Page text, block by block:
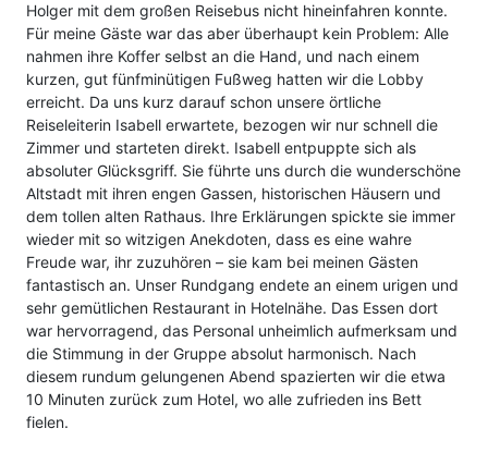
Holger mit dem großen Reisebus nicht hineinfahren konnte.
Für meine Gäste war das aber überhaupt kein Problem: Alle
nahmen ihre Koffer selbst an die Hand, und nach einem
kurzen, gut fünfminütigen Fußweg hatten wir die Lobby
erreicht. Da uns kurz darauf schon unsere örtliche
Reiseleiterin Isabell erwartete, bezogen wir nur schnell die
Zimmer und starteten direkt. Isabell entpuppte sich als
absoluter Glücksgriff. Sie führte uns durch die wunderschöne
Altstadt mit ihren engen Gassen, historischen Häusern und
dem tollen alten Rathaus. Ihre Erklärungen spickte sie immer
wieder mit so witzigen Anekdoten, dass es eine wahre
Freude war, ihr zuzuhören – sie kam bei meinen Gästen
fantastisch an. Unser Rundgang endete an einem urigen und
sehr gemütlichen Restaurant in Hotelnähe. Das Essen dort
war hervorragend, das Personal unheimlich aufmerksam und
die Stimmung in der Gruppe absolut harmonisch. Nach
diesem rundum gelungenen Abend spazierten wir die etwa
10 Minuten zurück zum Hotel, wo alle zufrieden ins Bett
fielen.